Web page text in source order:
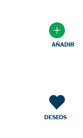
AÑADIR
DESEOS